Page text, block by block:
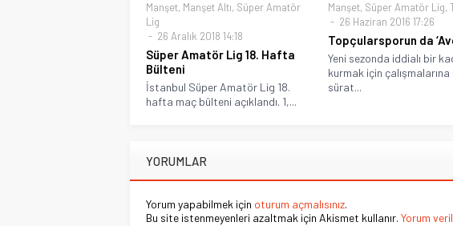
Manşet, Manşet Altı, Süper Amatör
Lig
26 Aralık 2018 14:18
Süper Amatör Lig 18. Hafta
Bülteni
İstanbul Süper Amatör Lig 18.
hafta maç bülteni açıklandı. 1,...
Manşet, Süper Amatör Lig,
26 Haziran 2016 17:26
Topçularsporun da
Yeni sezonda iddialı bir
kurmak için çalışmalarına
sürat...
YORUMLAR
Yorum yapabilmek için oturum açmalısınız.
Bu site istenmeyenleri azaltmak için Akismet kullanır. Yorum